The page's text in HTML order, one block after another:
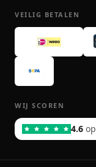
VEILIG BETALEN
WIJ SCOREN
4.6 op